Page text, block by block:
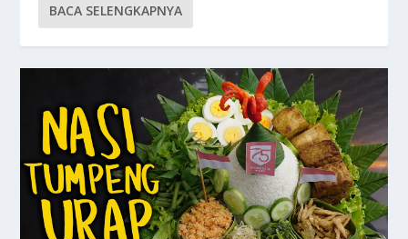
BACA SELENGKAPNYA